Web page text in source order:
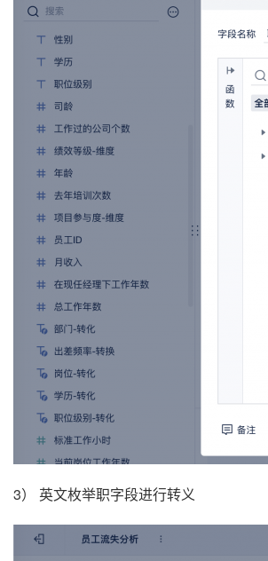
3） 英文枚举职字段进行转义